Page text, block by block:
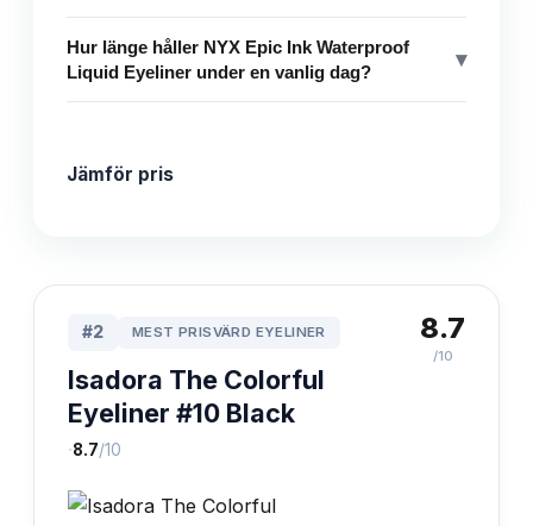
Hur länge håller NYX Epic Ink Waterproof
Liquid Eyeliner under en vanlig dag?
▾
Jämför pris
#2 MEST PRISVÄRD EYELINER
Isadora The Colorful
Eyeliner #10 Black
·8.7/10
8.7
/10